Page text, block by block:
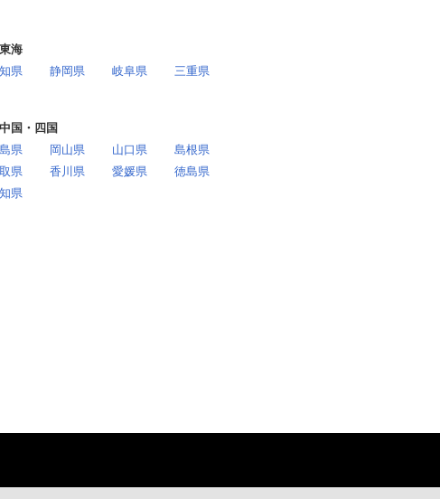
東海
県
静岡県 岐阜県 三重県
中国・四国
県
岡山県 山口県
島根県
県
香川県 愛媛県
徳島県
県